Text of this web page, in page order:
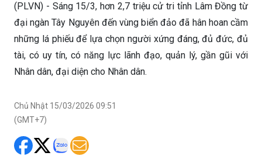
(PLVN) - Sáng 15/3, hơn 2,7 triệu cử tri tỉnh Lâm Đồng từ
đại ngàn Tây Nguyên đến vùng biển đảo đã hân hoan cầm
những lá phiếu để lựa chọn người xứng đáng, đủ đức, đủ
tài, có uy tín, có năng lực lãnh đạo, quản lý, gần gũi với
Nhân dân, đại diện cho Nhân dân.
Chủ Nhật 15/03/2026 09:51
(GMT+7)